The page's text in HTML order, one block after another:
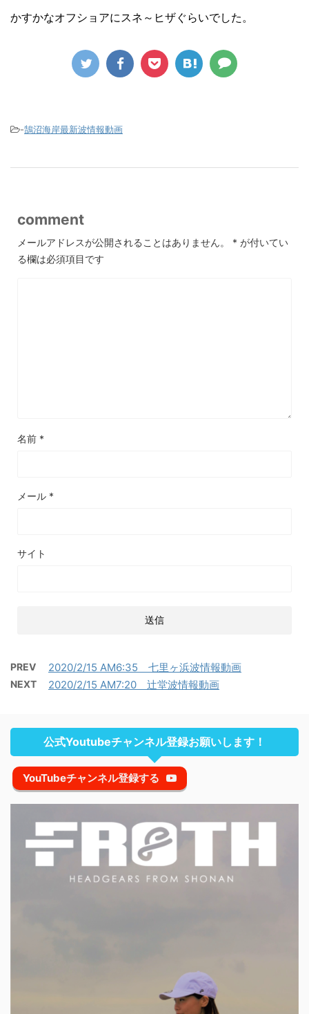
かすかなオフショアにスネ～ヒザぐらいでした。
-鵠沼海岸最新波情報動画
comment
メールアドレスが公開されることはありません。 * が付いてい
る欄は必須項目です
名前 *
メール *
サイト
PREV 2020/2/15 AM6:35 七里ヶ浜波情報動画
NEXT 2020/2/15 AM7:20 辻堂波情報動画
公式Youtubeチャンネル登録お願いします！
YouTubeチャンネル登録する